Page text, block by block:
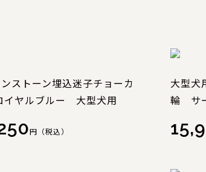
ストーン埋込迷子チョーカ
イヤルブルー 大型犬用
円（税込）
大型
輪 サ